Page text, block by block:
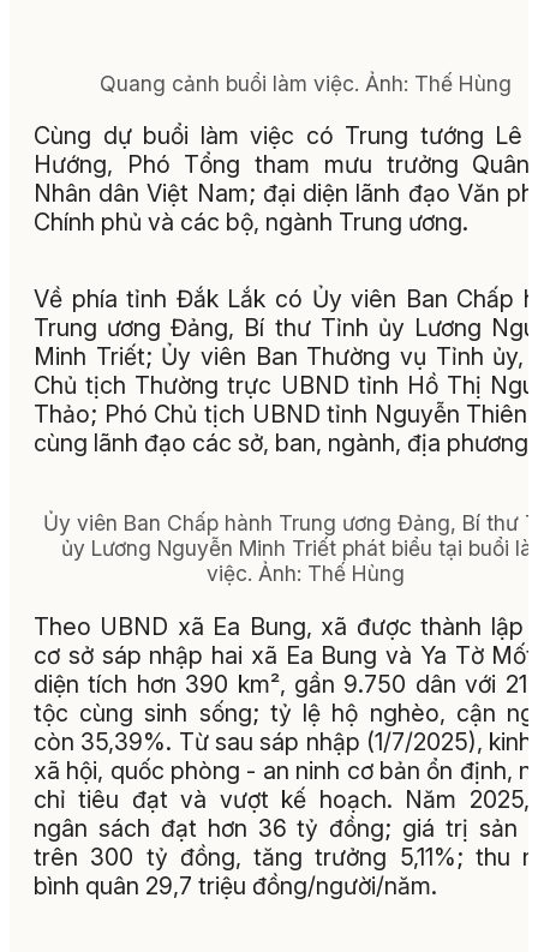
Quang cảnh buổi làm việc. Ảnh: Thế Hùng
Cùng dự buổi làm việc có Trung tướng Lê
Hướng, Phó Tổng tham mưu trưởng
Nhân dân Việt Nam; đại diện lãnh đạo Văn
Chính phủ và các bộ, ngành Trung ương.
Về phía tỉnh Đắk Lắk có Ủy viên Ban Chấp
Trung ương Đảng, Bí thư Tỉnh ủy Lương
Minh Triết; Ủy viên Ban Thường vụ Tỉnh ủy,
Chủ tịch Thường trực UBND tỉnh Hồ Thị
Thảo; Phó Chủ tịch UBND tỉnh Nguyễn Thiên
cùng lãnh đạo các sở, ban, ngành, địa phương.
Ủy viên Ban Chấp hành Trung ương Đảng, Bí thư
ủy Lương Nguyễn Minh Triết phát biểu tại buổi
việc. Ảnh: Thế Hùng
Theo UBND xã Ea Bung, xã được thành lập
cơ sở sáp nhập hai xã Ea Bung và Ya Tờ
diện tích hơn 390 km², gần 9.750 dân với 21
tộc cùng sinh sống; tỷ lệ hộ nghèo, cận
còn 35,39%. Từ sau sáp nhập (1/7/2025),
xã hội, quốc phòng - an ninh cơ bản ổn định,
chỉ tiêu đạt và vượt kế hoạch. Năm 2025,
ngân sách đạt hơn 36 tỷ đồng; giá trị sản
trên 300 tỷ đồng, tăng trưởng 5,11%; thu
bình quân 29,7 triệu đồng/người/năm.